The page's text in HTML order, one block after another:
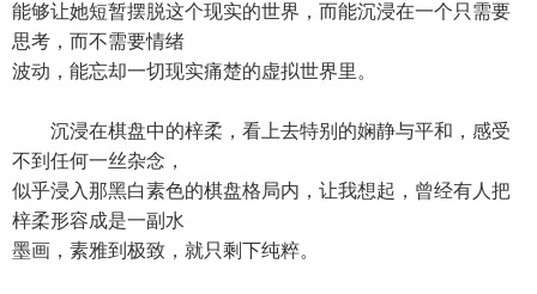
能够让她短暂摆脱这个现实的世界，而能沉浸在一个只需要
思考，而不需要情绪
波动，能忘却一切现实痛楚的虚拟世界里。
沉浸在棋盘中的梓柔，看上去特别的娴静与平和，感受
不到任何一丝杂念，
似乎浸入那黑白素色的棋盘格局内，让我想起，曾经有人把
梓柔形容成是一副水
墨画，素雅到极致，就只剩下纯粹。